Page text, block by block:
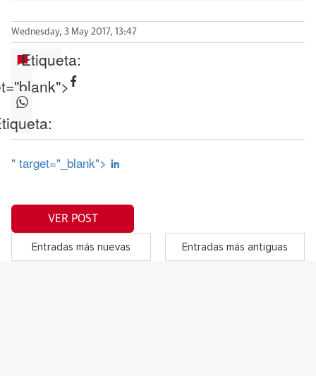
Wednesday, 3 May 2017, 13:47
Etiqueta:
" target="_blank">
VER POST
Entradas más nuevas Entradas más antiguas